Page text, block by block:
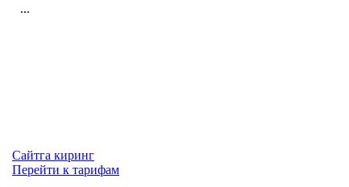
...
Сайтга киринг
Перейти к тарифам